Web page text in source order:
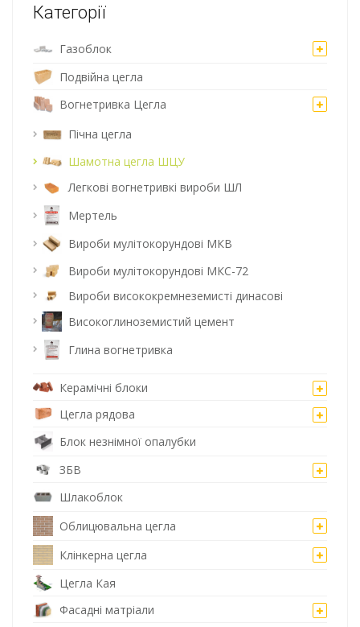
Категорії
Газоблок
Подвійна цегла
Вогнетривка Цегла
Пічна цегла
Шамотна цегла ШЦУ
Легкові вогнетривкі вироби ШЛ
Мертель
Вироби мулітокорундові МКВ
Вироби мулітокорундові МКС-72
Вироби висококремнеземисті динасові
Високоглиноземистий цемент
Глина вогнетривка
Керамічні блоки
Цегла рядова
Блок незнімної опалубки
ЗБВ
Шлакоблок
Облицювальна цегла
Клінкерна цегла
Цегла Кая
Фасадні матріали